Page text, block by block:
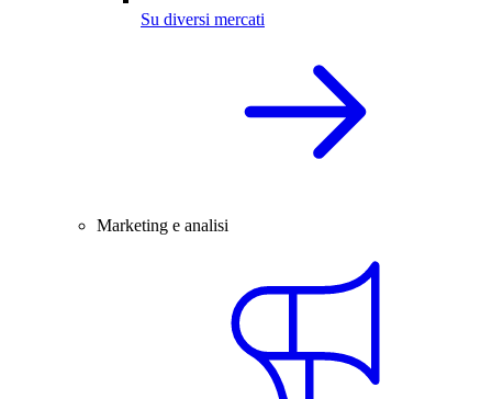
Su diversi mercati
Marketing e analisi